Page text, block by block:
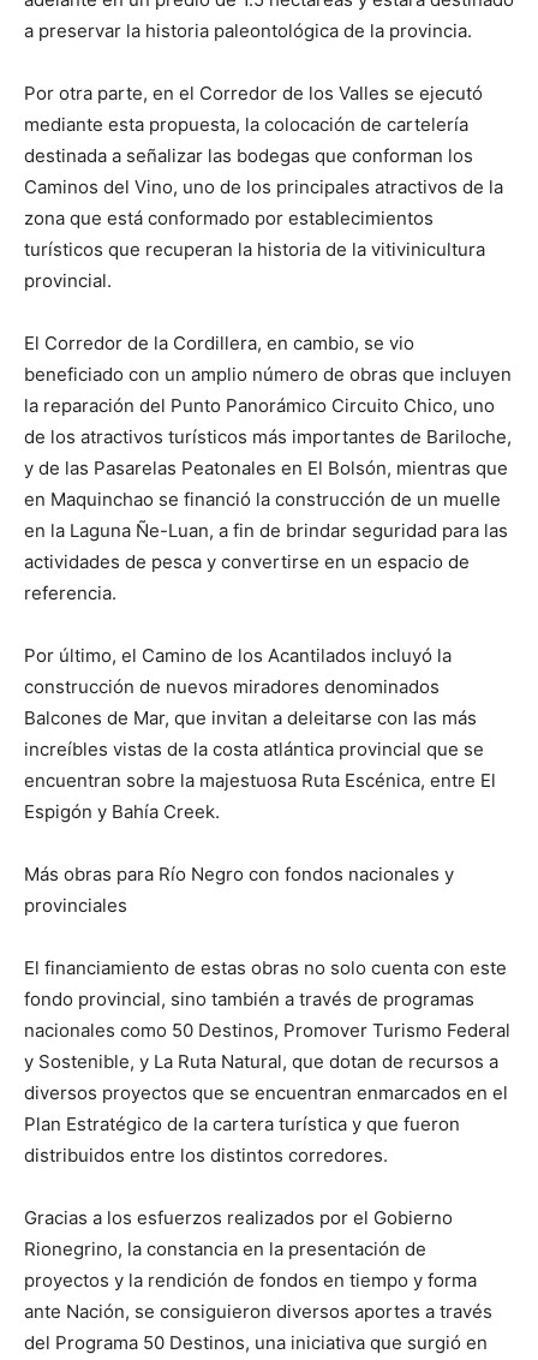
a preservar la historia paleontológica de la provincia.
Por otra parte, en el Corredor de los Valles se ejecutó
mediante esta propuesta, la colocación de cartelería
destinada a señalizar las bodegas que conforman los
Caminos del Vino, uno de los principales atractivos de la
zona que está conformado por establecimientos
turísticos que recuperan la historia de la vitivinicultura
provincial.
El Corredor de la Cordillera, en cambio, se vio
beneficiado con un amplio número de obras que incluyen
la reparación del Punto Panorámico Circuito Chico, uno
de los atractivos turísticos más importantes de Bariloche,
y de las Pasarelas Peatonales en El Bolsón, mientras que
en Maquinchao se financió la construcción de un muelle
en la Laguna Ñe-Luan, a fin de brindar seguridad para las
actividades de pesca y convertirse en un espacio de
referencia.
Por último, el Camino de los Acantilados incluyó la
construcción de nuevos miradores denominados
Balcones de Mar, que invitan a deleitarse con las más
increíbles vistas de la costa atlántica provincial que se
encuentran sobre la majestuosa Ruta Escénica, entre El
Espigón y Bahía Creek.
Más obras para Río Negro con fondos nacionales y
provinciales
El financiamiento de estas obras no solo cuenta con este
fondo provincial, sino también a través de programas
nacionales como 50 Destinos, Promover Turismo Federal
y Sostenible, y La Ruta Natural, que dotan de recursos a
diversos proyectos que se encuentran enmarcados en el
Plan Estratégico de la cartera turística y que fueron
distribuidos entre los distintos corredores.
Gracias a los esfuerzos realizados por el Gobierno
Rionegrino, la constancia en la presentación de
proyectos y la rendición de fondos en tiempo y forma
ante Nación, se consiguieron diversos aportes a través
del Programa 50 Destinos, una iniciativa que surgió en